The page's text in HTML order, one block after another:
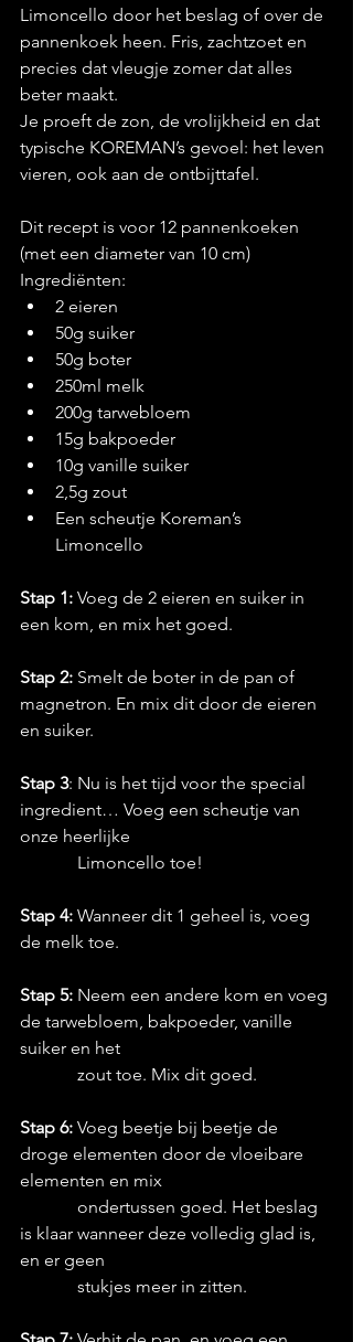
Limoncello door het beslag of over de
pannenkoek heen. Fris, zachtzoet en
precies dat vleugje zomer dat alles
beter maakt.
Je proeft de zon, de vrolijkheid en dat
typische KOREMAN’s gevoel: het leven
vieren, ook aan de ontbijttafel.
Dit recept is voor 12 pannenkoeken
(met een diameter van 10 cm)
Ingrediënten:
2 eieren
50g suiker
50g boter
250ml melk
200g tarwebloem
15g bakpoeder
10g vanille suiker
2,5g zout
Een scheutje Koreman’s
Limoncello
Stap 1: Voeg de 2 eieren en suiker in
een kom, en mix het goed.
Stap 2: Smelt de boter in de pan of
magnetron. En mix dit door de eieren
en suiker.
Stap 3: Nu is het tijd voor the special
ingredient… Voeg een scheutje van
onze heerlijke
             Limoncello toe!
Stap 4: Wanneer dit 1 geheel is, voeg
de melk toe.
Stap 5: Neem een andere kom en voeg
de tarwebloem, bakpoeder, vanille
suiker en het
             zout toe. Mix dit goed.
Stap 6: Voeg beetje bij beetje de
droge elementen door de vloeibare
elementen en mix
is klaar wanneer deze volledig glad is,
en er geen
             stukjes meer in zitten.